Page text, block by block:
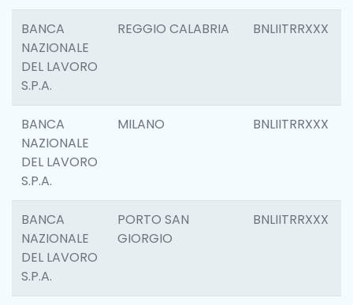
BANCA
NAZIONALE
DEL LAVORO
S.P.A.
REGGIO CALABRIA BNLIITRRXXX
BANCA
NAZIONALE
DEL LAVORO
S.P.A.
MILANO BNLIITRRXXX
BANCA
NAZIONALE
DEL LAVORO
S.P.A.
PORTO SAN
GIORGIO
BNLIITRRXXX